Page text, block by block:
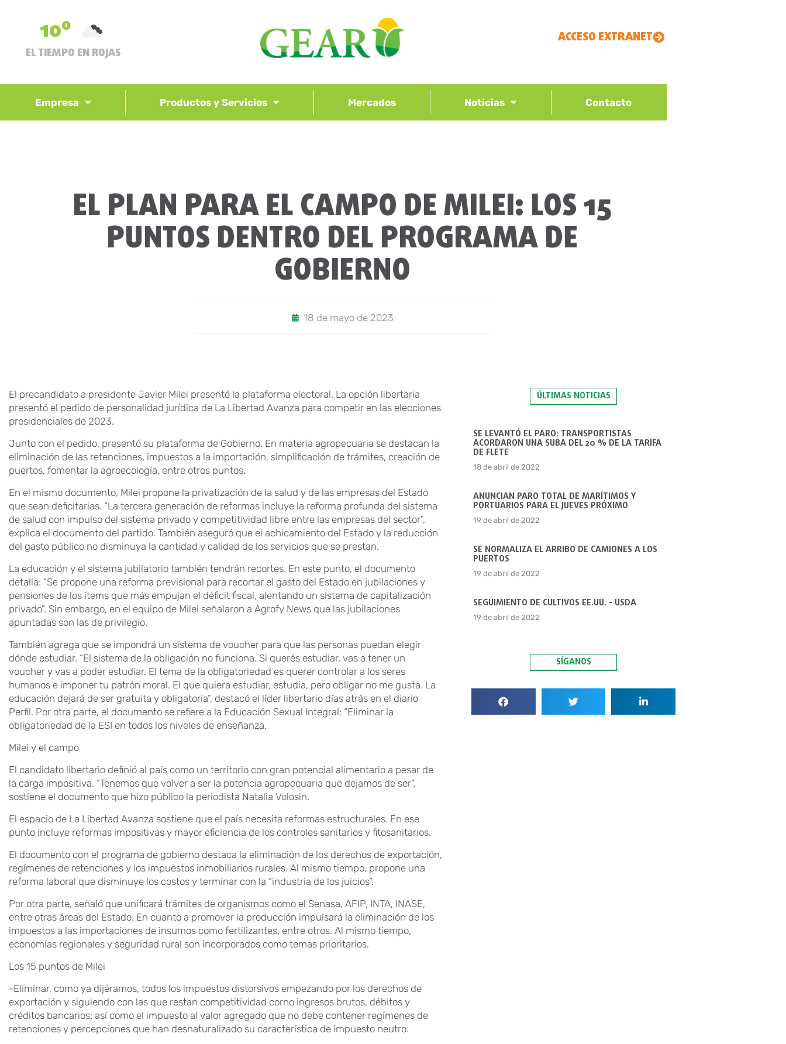
10º
EL TIEMPO EN ROJAS
ACCESO EXTRANET
Empresa Productos y Servicios Mercados Noticias Contacto
EL PLAN PARA EL CAMPO DE MILEI: LOS 15
PUNTOS DENTRO DEL PROGRAMA DE
GOBIERNO
18 de mayo de 2023
El precandidato a presidente Javier Milei presentó la plataforma electoral. La opción libertaria
presentó el pedido de personalidad jurídica de La Libertad Avanza para competir en las elecciones
presidenciales de 2023.
Junto con el pedido, presentó su plataforma de Gobierno. En materia agropecuaria se destacan la
eliminación de las retenciones, impuestos a la importación, simplificación de trámites, creación de
puertos, fomentar la agroecología, entre otros puntos.
En el mismo documento, Milei propone la privatización de la salud y de las empresas del Estado
que sean deficitarias. “La tercera generación de reformas incluye la reforma profunda del sistema
de salud con impulso del sistema privado y competitividad libre entre las empresas del sector”,
explica el documento del partido. También aseguró que el achicamiento del Estado y la reducción
del gasto público no disminuya la cantidad y calidad de los servicios que se prestan.
La educación y el sistema jubilatorio también tendrán recortes. En este punto, el documento
detalla: “Se propone una reforma previsional para recortar el gasto del Estado en jubilaciones y
pensiones de los ítems que más empujan el déficit fiscal, alentando un sistema de capitalización
privado”. Sin embargo, en el equipo de Milei señalaron a Agrofy News que las jubilaciones
apuntadas son las de privilegio.
También agrega que se impondrá un sistema de voucher para que las personas puedan elegir
dónde estudiar. “El sistema de la obligación no funciona. Si querés estudiar, vas a tener un
voucher y vas a poder estudiar. El tema de la obligatoriedad es querer controlar a los seres
humanos e imponer tu patrón moral. El que quiera estudiar, estudia, pero obligar no me gusta. La
educación dejará de ser gratuita y obligatoria”, destacó el líder libertario días atrás en el diario
Perfil. Por otra parte, el documento se refiere a la Educación Sexual Integral: “Eliminar la
obligatoriedad de la ESI en todos los niveles de enseñanza.
Milei y el campo
El candidato libertario definió al país como un territorio con gran potencial alimentario a pesar de
la carga impositiva. “Tenemos que volver a ser la potencia agropecuaria que dejamos de ser”,
sostiene el documento que hizo público la periodista Natalia Volosin.
El espacio de La Libertad Avanza sostiene que el país necesita reformas estructurales. En ese
punto incluye reformas impositivas y mayor eficiencia de los controles sanitarios y fitosanitarios.
El documento con el programa de gobierno destaca la eliminación de los derechos de exportación,
regímenes de retenciones y los impuestos inmobiliarios rurales. Al mismo tiempo, propone una
reforma laboral que disminuye los costos y terminar con la “industria de los juicios”.
Por otra parte, señaló que unificará trámites de organismos como el Senasa, AFIP, INTA, INASE,
entre otras áreas del Estado. En cuanto a promover la producción impulsará la eliminación de los
impuestos a las importaciones de insumos como fertilizantes, entre otros. Al mismo tiempo,
economías regionales y seguridad rural son incorporados como temas prioritarios.
Los 15 puntos de Milei
-Eliminar, como ya dijéramos, todos los impuestos distorsivos empezando por los derechos de
exportación y siguiendo con las que restan competitividad corno ingresos brutos, débitos y
créditos bancarios; así como el impuesto al valor agregado que no debe contener regímenes de
retenciones y percepciones que han desnaturalizado su característica de impuesto neutro.
ÚLTIMAS NOTICIAS
SE LEVANTÓ EL PARO: TRANSPORTISTAS
ACORDARON UNA SUBA DEL 20 % DE LA TARIFA
DE FLETE
18 de abril de 2022
ANUNCIAN PARO TOTAL DE MARÍTIMOS Y
PORTUARIOS PARA EL JUEVES PRÓXIMO
19 de abril de 2022
SE NORMALIZA EL ARRIBO DE CAMIONES A LOS
PUERTOS
19 de abril de 2022
SEGUIMIENTO DE CULTIVOS EE.UU. – USDA
19 de abril de 2022
SÍGANOS